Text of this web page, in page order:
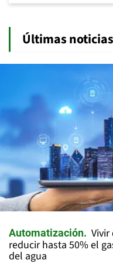
Últimas noticias
Automatización
reducir hasta 50% el
del agua